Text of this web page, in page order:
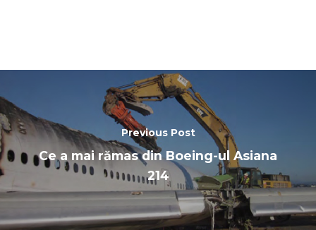
Previous Post
Ce a mai rămas din Boeing-ul Asiana
214